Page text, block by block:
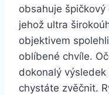
obsahuje
jehož ultra
objektivem
oblíbené chvíle.
dokonalý
chystáte zvěčnit.